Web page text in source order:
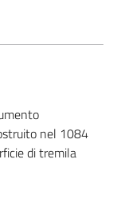
nel 1084
di tremila